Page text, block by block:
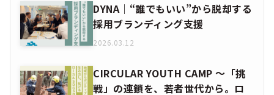
DYNA｜“誰でもいい”から脱却する
採用ブランディング支援
2026.03.12
CIRCULAR YOUTH CAMP ～「挑
戦」の連鎖を、若者世代から。ロ